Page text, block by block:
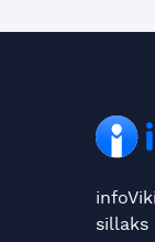
sillaks